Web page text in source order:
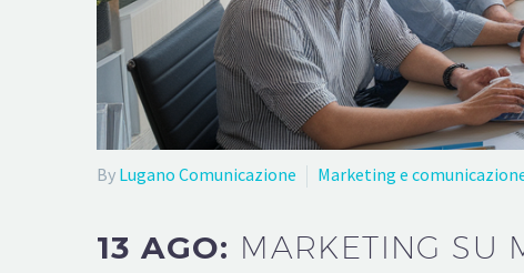
By Lugano Comunicazione Marketing e
13 AGO: MARKETING SU